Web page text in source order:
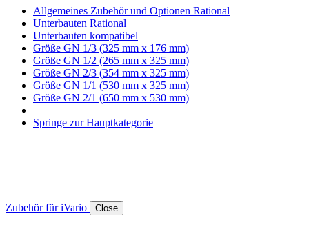
Allgemeines Zubehör und Optionen Rational
Unterbauten Rational
Unterbauten kompatibel
Größe GN 1/3 (325 mm x 176 mm)
Größe GN 1/2 (265 mm x 325 mm)
Größe GN 2/3 (354 mm x 325 mm)
Größe GN 1/1 (530 mm x 325 mm)
Größe GN 2/1 (650 mm x 530 mm)
Springe zur Hauptkategorie
Zubehör für iVario Close